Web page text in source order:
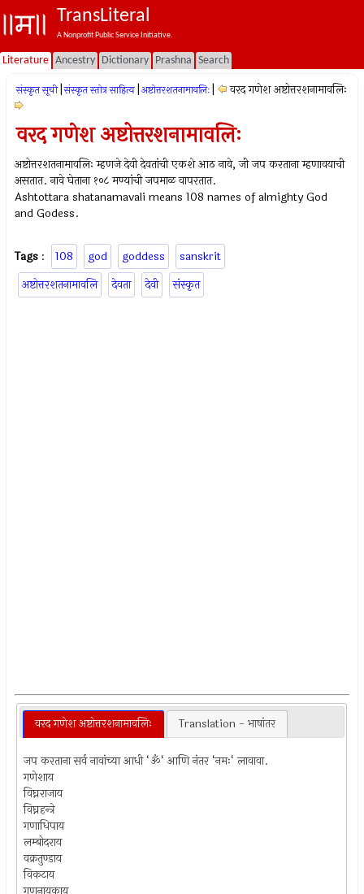
TransLiteral
A Nonprofit Public Service Initiative.
Literature Ancestry Dictionary Prashna Search
संस्कृत सूची संस्कृत स्तोत्र साहित्य अष्टोत्तरशतनामावलिः वरद गणेश अष्टोत्तरशनामावलिः
वरद गणेश अष्टोत्तरशनामावलिः
अष्टोत्तरशतनामावलिः म्हणजे देवी देवतांची एकशे आठ नावे, जी जप करताना म्हणावयाची
असतात. नावे घेताना १०८ मण्यांची जपमाळ वापरतात.
Ashtottara shatanamavali means 108 names of almighty God
and Godess.
Tags : 108 god goddess
sanskrit
अष्टोत्तरशतनामावलि
देवता देवी संस्कृत
वरद गणेश अष्टोत्तरशनामावलिः Translation - भाषांतर
जप करताना सर्व नावांच्या आधी ‘ॐ‘ आणि नंतर ‘नमः‘ लावावा.
गणेशाय
विघ्नराजाय
विघ्नहन्त्रे
गणाधिपाय
लम्बोदराय
वक्रतुण्डाय
विकटाय